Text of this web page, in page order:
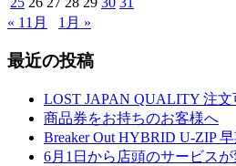
« 11月
1月 »
最近の投稿
LOST JAPAN QUALITY 注文
商品券をお持ちのお客様へ
Breaker Out HYBRID U-ZIP
6月1日から店頭のサービス